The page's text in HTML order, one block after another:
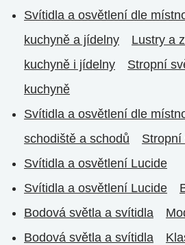
Svítidla a osvětlení dle
kuchyně a jídelny
Lustry a
kuchyně i jídelny
Stropní
kuchyně
Svítidla a osvětlení dle
schodiště a schodů
Stropní
Svítidla a osvětlení Lucide
Svítidla a osvětlení Lucide
Bodová světla a svítidla
Bodová světla a svítidla